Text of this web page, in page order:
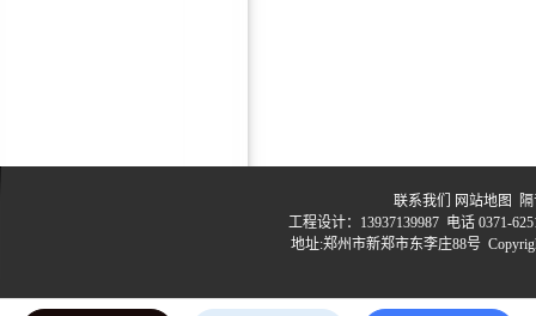
联系我们 网站地图
工程设计：13937139987 电话 0371-
地址:郑州市新郑市东李庄88号